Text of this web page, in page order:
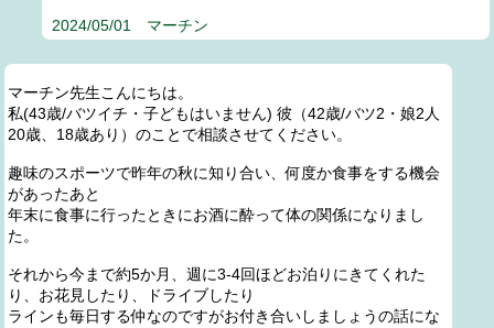
2024/05/01 マーチン
マーチン先生こんにちは。
私(43歳/バツイチ・子どもはいません) 彼（42歳/バツ2・娘2人
20歳、18歳あり）のことで相談させてください。
趣味のスポーツで昨年の秋に知り合い、何度か食事をする機会
があったあと
年末に食事に行ったときにお酒に酔って体の関係になりまし
た。
それから今まで約5か月、週に3-4回ほどお泊りにきてくれた
り、お花見したり、ドライブしたり
ラインも毎日する仲なのですがお付き合いしましょうの話にな